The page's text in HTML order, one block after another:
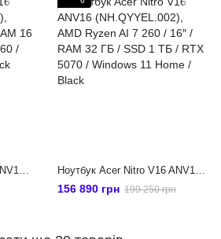
Ноутбук Acer Nitro V16 ANV16 (NH.QYXEL.001), Ryzen AI 7 260 / 16″ / RAM 16 ГБ / SSD 1 ТБ / RTX 5060 / Windows 11 Home / Black Ноутбук Acer Nitro V16 ANV16 (NH.QYYEL.002), AMD Ryzen AI 7 260 / 16″ / RAM 32 ГБ / SSD 1 ТБ / RTX 5070 / Windows 11 Home / Black
156 890 грн 199 250 грн